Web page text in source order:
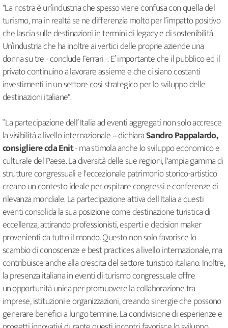
"La nostra è un’industria che spesso viene confusa con quella del
turismo, ma in realtà se ne differenzia molto per l’impatto positivo
che lascia sulle destinazioni in termini di legacy e di sostenibilità.
Un’industria che ha inoltre ai vertici delle proprie aziende una
donna su tre - conclude Ferrari -. E’ importante che il pubblico ed il
privato continuino a lavorare assieme e che ci siano costanti
investimenti in un settore così strategico per lo sviluppo delle
destinazioni italiane".
“La partecipazione dell’ Italia ad eventi aggregati non solo accresce
la visibilità a livello internazionale – dichiaraSandro Pappalardo,
consigliere cda Enit- ma stimola anche lo sviluppo economico e
culturale del Paese. La diversità delle sue regioni, l'ampia gamma di
strutture congressuali e l'eccezionale patrimonio storico-artistico
creano un contesto ideale per ospitare congressi e conferenze di
rilevanza mondiale. La partecipazione attiva dell'Italia a questi
eventi consolida la sua posizione come destinazione turistica di
eccellenza, attirando professionisti, esperti e decision maker
provenienti da tutto il mondo. Questo non solo favorisce lo
scambio di conoscenze e best practices a livello internazionale, ma
contribuisce anche alla crescita del settore turistico italiano. Inoltre,
la presenza italiana in eventi di turismo congressuale offre
un'opportunità unica per promuovere la collaborazione tra
imprese, istituzioni e organizzazioni, creando sinergie che possono
generare benefici a lungo termine. La condivisione di esperienze e